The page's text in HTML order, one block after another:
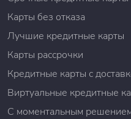
Карты без отказа
Лучшие кредитные карты
Карты рассрочки
Кредитные карты с
Виртуальные кредитные
С моментальным